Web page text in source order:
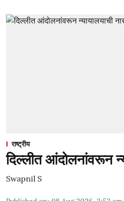
राष्ट्रीय
दिल्लीत आंदोलनांवरून
Swapnil S